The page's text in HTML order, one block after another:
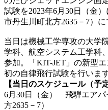
試験を2023年6月30日（金
市丹生川町北方2635－7）に
当日は機械工学専攻の大学
学科、航空システム工学科
参加。「KIT-JET」の新型
初の自律飛行試験を行います
【当日のスケジュール（予
6月30日（金） 飛騨エアパ
方2635－7）